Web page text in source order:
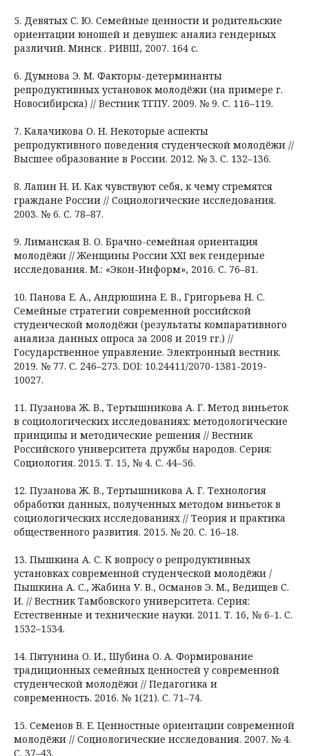
5. Девятых С. Ю. Семейные ценности и родительские
ориентации юношей и девушек: анализ гендерных
различий. Минск . РИВШ, 2007. 164 с.
6. Думнова Э. М. Факторы-детерминанты
репродуктивных установок молодёжи (на примере г.
Новосибирска) // Вестник ТГПУ. 2009. № 9. С. 116–119.
7. Калачикова О. Н. Некоторые аспекты
репродуктивного поведения студенческой молодёжи //
Высшее образование в России. 2012. № 3. С. 132–136.
8. Лапин Н. И. Как чувствуют себя, к чему стремятся
граждане России // Социологические исследования.
2003. № 6. С. 78–87.
9. Лиманская В. О. Брачно-семейная ориентация
молодёжи // Женщины России XXI век гендерные
исследования. М.: «Экон-Информ», 2016. С. 76–81.
10. Панова Е. А., Андрюшина Е. В., Григорьева Н. С.
Семейные стратегии современной российской
студенческой молодёжи (результаты компаративного
анализа данных опроса за 2008 и 2019 гг.) //
Государственное управление. Электронный вестник.
2019. № 77. С. 246–273. DOI: 10.24411/2070-1381-2019-
10027.
11. Пузанова Ж. В., Тертышникова А. Г. Метод виньеток
в социологических исследованиях: методологические
принципы и методические решения // Вестник
Российского университета дружбы народов. Серия:
Социология. 2015. Т. 15, № 4. C. 44–56.
12. Пузанова Ж. В., Тертышникова А. Г. Технология
обработки данных, полученных методом виньеток в
социологических исследованиях // Теория и практика
общественного развития. 2015. № 20. С. 16–18.
13. Пышкина А. С. К вопросу о репродуктивных
установках современной студенческой молодёжи /
Пышкина А. С., Жабина У. В., Османов Э. М., Ведищев С.
И. // Вестник Тамбовского университета. Серия:
Естественные и технические науки. 2011. Т. 16, № 6-1. С.
1532–1534.
14. Пятунина О. И., Шубина О. А. Формирование
традиционных семейных ценностей у современной
студенческой молодёжи // Педагогика и
современность. 2016. № 1(21). С. 71–74.
15. Семенов В. Е. Ценностные ориентации современной
молодёжи // Социологические исследования. 2007. № 4.
С. 37–43.